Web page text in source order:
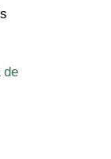
de